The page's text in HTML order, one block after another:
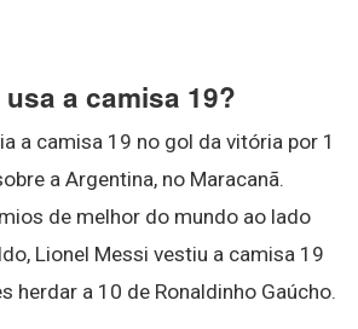
a camisa 19?
a camisa 19 no gol da vitória por 1
a Argentina, no Maracanã.
de melhor do mundo ao lado
Lionel Messi vestiu a camisa 19
herdar a 10 de Ronaldinho Gaúcho.